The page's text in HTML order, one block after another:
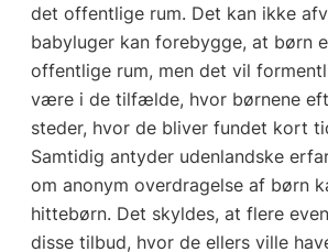
det offentlige rum. Det kan ikke
babyluger kan forebygge, at børn
offentlige rum, men det vil
være i de tilfælde, hvor børnene
steder, hvor de bliver fundet kort
Samtidig antyder udenlandske
om anonym overdragelse af børn
hittebørn. Det skyldes, at flere
disse tilbud, hvor de ellers ville